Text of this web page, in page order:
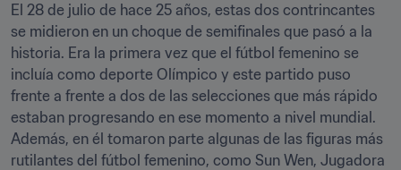
El 28 de julio de hace 25 años, estas dos contrincantes
se midieron en un choque de semifinales que pasó a la
historia. Era la primera vez que el fútbol femenino se
incluía como deporte Olímpico y este partido puso
frente a frente a dos de las selecciones que más rápido
estaban progresando en ese momento a nivel mundial.
Además, en él tomaron parte algunas de las figuras más
rutilantes del fútbol femenino, como Sun Wen, Jugadora